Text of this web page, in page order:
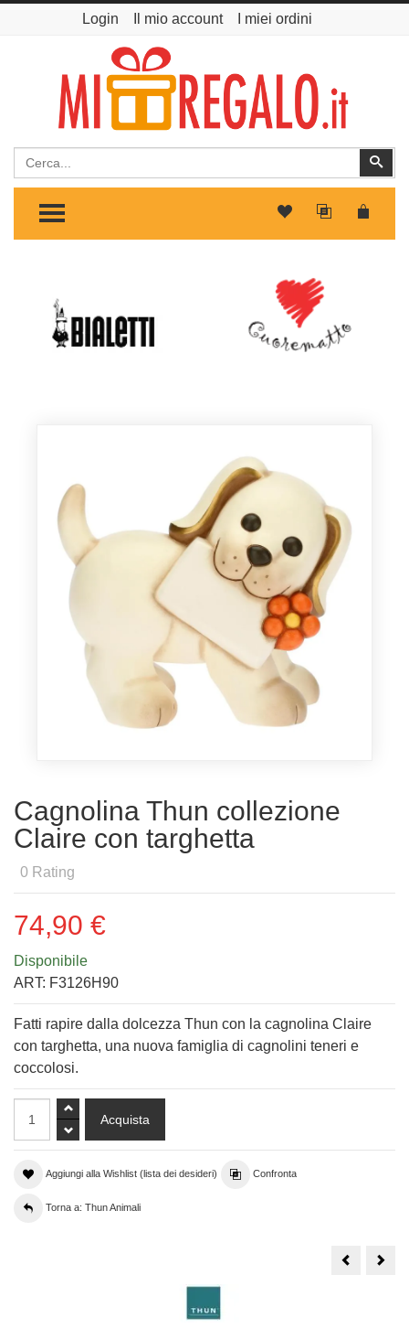
Login Il mio account I miei ordini
Cerca
TOGGLE MENU
Cagnolina Thun collezione
Claire con targhetta
0 Rating
74,90 €
Disponibile
ART: F3126H90
Fatti rapire dalla dolcezza Thun con la cagnolina Claire
con targhetta, una nuova famiglia di cagnolini teneri e
coccolosi.
Aggiungi alla Wishlist (lista dei desideri) Confronta
Torna a: Thun Animali